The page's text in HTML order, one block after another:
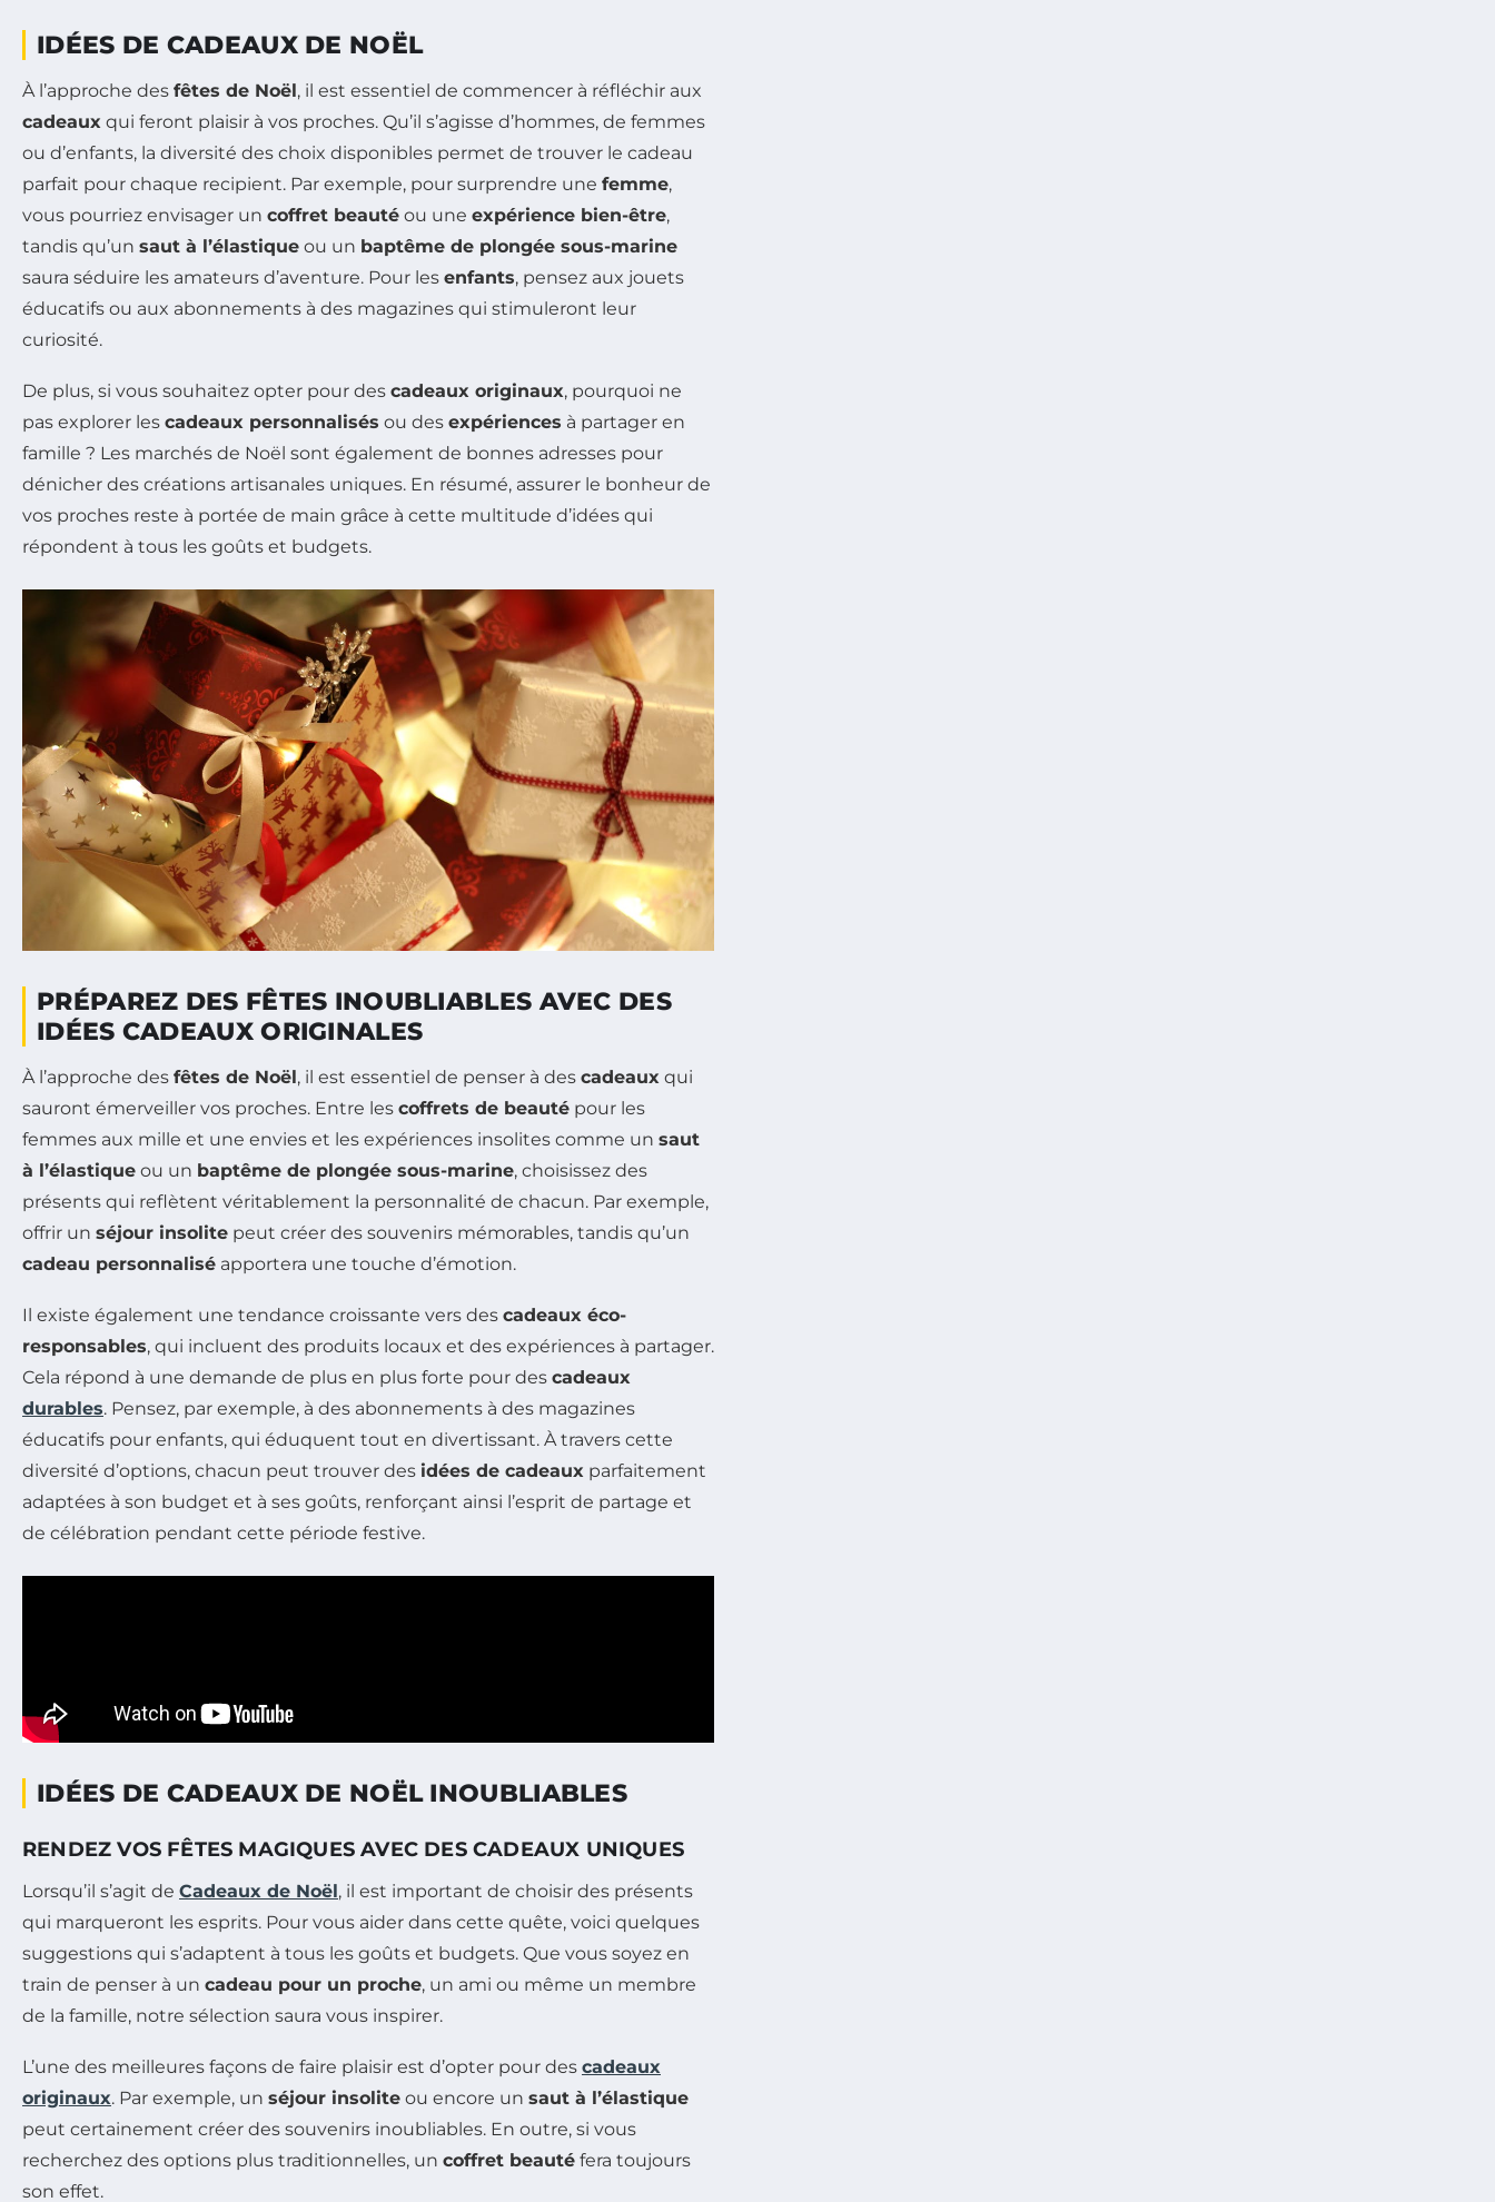
IDÉES DE CADEAUX DE NOËL
À l’approche des fêtes de Noël, il est essentiel de commencer à réfléchir aux
cadeaux qui feront plaisir à vos proches. Qu’il s’agisse d’hommes, de femmes
ou d’enfants, la diversité des choix disponibles permet de trouver le cadeau
parfait pour chaque recipient. Par exemple, pour surprendre une femme,
vous pourriez envisager un coffret beauté ou une expérience bien-être,
tandis qu’un saut à l’élastique ou un baptême de plongée sous-marine
saura séduire les amateurs d’aventure. Pour les enfants, pensez aux jouets
éducatifs ou aux abonnements à des magazines qui stimuleront leur
curiosité.
De plus, si vous souhaitez opter pour des cadeaux originaux, pourquoi ne
pas explorer les cadeaux personnalisés ou des expériences à partager en
famille ? Les marchés de Noël sont également de bonnes adresses pour
dénicher des créations artisanales uniques. En résumé, assurer le bonheur de
vos proches reste à portée de main grâce à cette multitude d’idées qui
répondent à tous les goûts et budgets.
PRÉPAREZ DES FÊTES INOUBLIABLES AVEC DES
IDÉES CADEAUX ORIGINALES
À l’approche des fêtes de Noël, il est essentiel de penser à des cadeaux qui
sauront émerveiller vos proches. Entre les coffrets de beauté pour les
femmes aux mille et une envies et les expériences insolites comme un saut
à l’élastique ou un baptême de plongée sous-marine, choisissez des
présents qui reflètent véritablement la personnalité de chacun. Par exemple,
offrir un séjour insolite peut créer des souvenirs mémorables, tandis qu’un
cadeau personnalisé apportera une touche d’émotion.
Il existe également une tendance croissante vers des cadeaux éco-
responsables, qui incluent des produits locaux et des expériences à partager.
Cela répond à une demande de plus en plus forte pour des cadeaux
durables. Pensez, par exemple, à des abonnements à des magazines
éducatifs pour enfants, qui éduquent tout en divertissant. À travers cette
diversité d’options, chacun peut trouver des idées de cadeaux parfaitement
adaptées à son budget et à ses goûts, renforçant ainsi l’esprit de partage et
de célébration pendant cette période festive.
IDÉES DE CADEAUX DE NOËL INOUBLIABLES
RENDEZ VOS FÊTES MAGIQUES AVEC DES CADEAUX UNIQUES
Lorsqu’il s’agit de Cadeaux de Noël, il est important de choisir des présents
qui marqueront les esprits. Pour vous aider dans cette quête, voici quelques
suggestions qui s’adaptent à tous les goûts et budgets. Que vous soyez en
train de penser à un cadeau pour un proche, un ami ou même un membre
de la famille, notre sélection saura vous inspirer.
L’une des meilleures façons de faire plaisir est d’opter pour des cadeaux
originaux. Par exemple, un séjour insolite ou encore un saut à l’élastique
peut certainement créer des souvenirs inoubliables. En outre, si vous
recherchez des options plus traditionnelles, un coffret beauté fera toujours
son effet.